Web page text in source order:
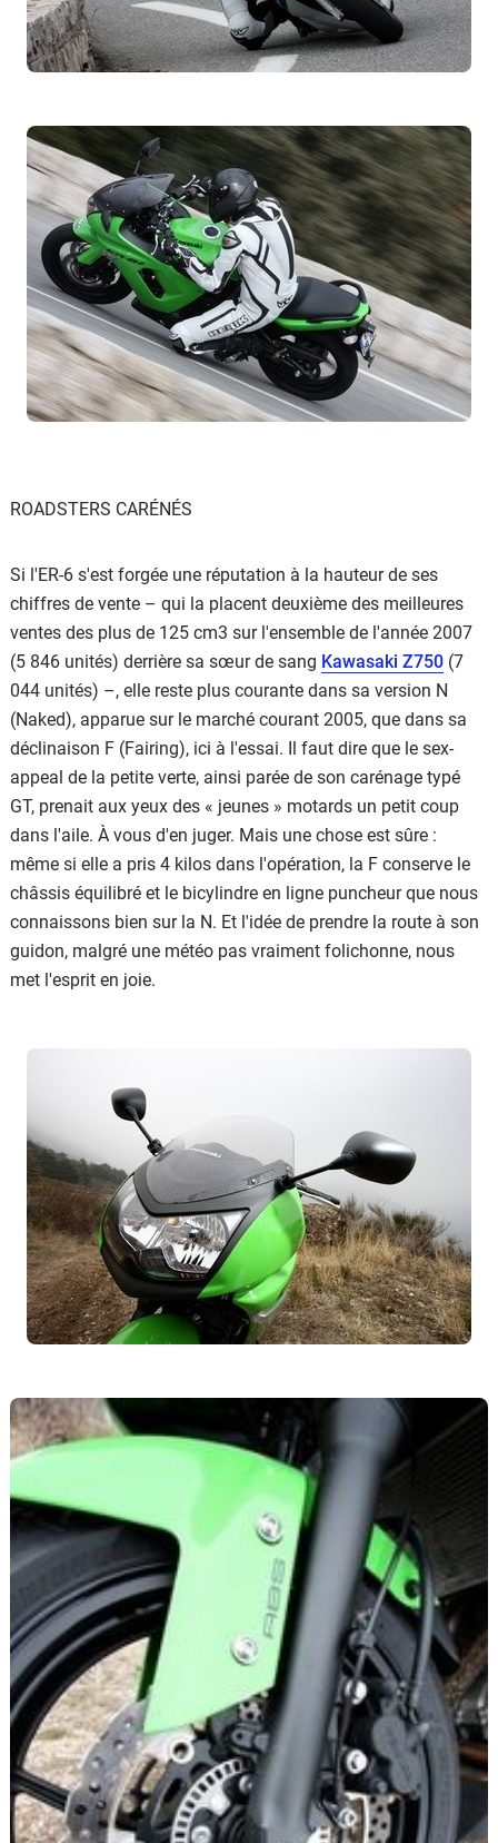
ROADSTERS CARÉNÉS
Si l'ER-6 s'est forgée une réputation à la hauteur de ses
chiffres de vente – qui la placent deuxième des meilleures
ventes des plus de 125 cm3 sur l'ensemble de l'année 2007
(5 846 unités) derrière sa sœur de sang Kawasaki Z750 (7
044 unités) –, elle reste plus courante dans sa version N
(Naked), apparue sur le marché courant 2005, que dans sa
déclinaison F (Fairing), ici à l'essai. Il faut dire que le sex-
appeal de la petite verte, ainsi parée de son carénage typé
GT, prenait aux yeux des « jeunes » motards un petit coup
dans l'aile. À vous d'en juger. Mais une chose est sûre :
même si elle a pris 4 kilos dans l'opération, la F conserve le
châssis équilibré et le bicylindre en ligne puncheur que nous
connaissons bien sur la N. Et l'idée de prendre la route à son
guidon, malgré une météo pas vraiment folichonne, nous
met l'esprit en joie.